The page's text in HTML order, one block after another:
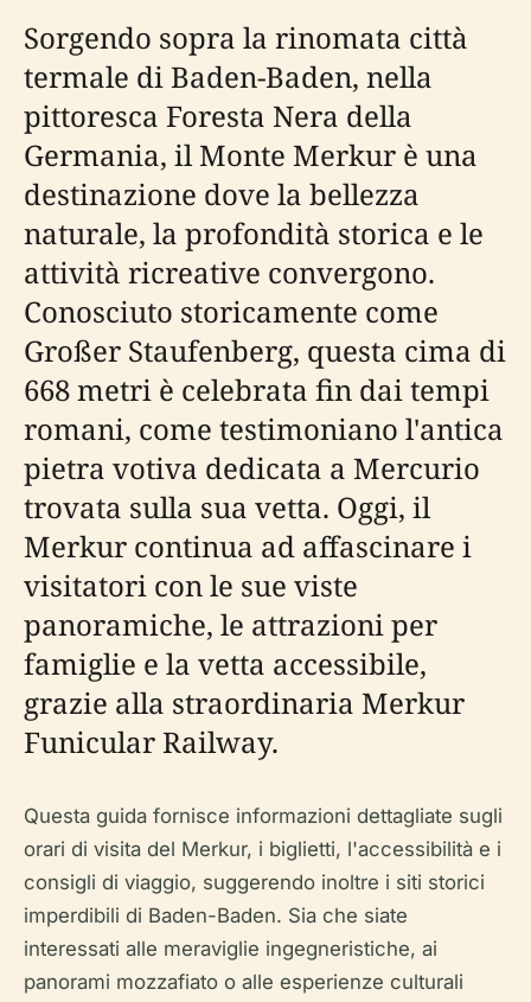
Sorgendo sopra la rinomata città
termale di Baden-Baden, nella
pittoresca Foresta Nera della
Germania, il Monte Merkur è una
destinazione dove la bellezza
naturale, la profondità storica e le
attività ricreative convergono.
Conosciuto storicamente come
Großer Staufenberg, questa cima di
668 metri è celebrata fin dai tempi
romani, come testimoniano l'antica
pietra votiva dedicata a Mercurio
trovata sulla sua vetta. Oggi, il
Merkur continua ad affascinare i
visitatori con le sue viste
panoramiche, le attrazioni per
famiglie e la vetta accessibile,
grazie alla straordinaria Merkur
Funicular Railway.
Questa guida fornisce informazioni dettagliate sugli
orari di visita del Merkur, i biglietti, l'accessibilità e i
consigli di viaggio, suggerendo inoltre i siti storici
imperdibili di Baden-Baden. Sia che siate
interessati alle meraviglie ingegneristiche, ai
panorami mozzafiato o alle esperienze culturali